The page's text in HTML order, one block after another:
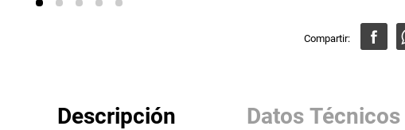
Descripción Datos Técnicos